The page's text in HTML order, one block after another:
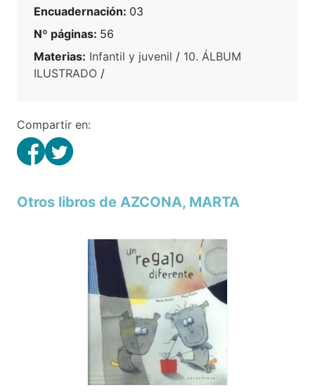
Encuadernación: 03
Nº páginas: 56
Materias: Infantil y juvenil / 10. ÁLBUM
ILUSTRADO /
Compartir en:
Otros libros de AZCONA, MARTA